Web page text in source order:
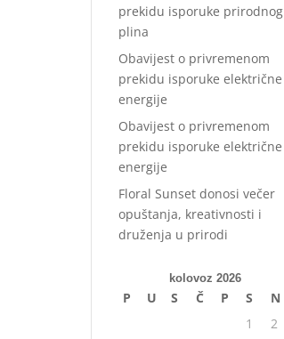
prekidu isporuke prirodnog
plina
Obavijest o privremenom
prekidu isporuke električne
energije
Obavijest o privremenom
prekidu isporuke električne
energije
Floral Sunset donosi večer
opuštanja, kreativnosti i
druženja u prirodi
kolovoz 2026
P U S Č P S
N
1
2